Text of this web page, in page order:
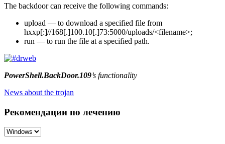
The backdoor can receive the following commands:
upload — to download a specified file from
hxxp[:]//168[.]100.10[.]73:5000/uploads/<filename>;
run — to run the file at a specified path.
PowerShell.BackDoor.109’s functionality
News about the trojan
Рекомендации по лечению